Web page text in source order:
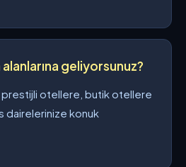
geliyorsunuz?
otellere, butik otellere
dairelerinize konuk